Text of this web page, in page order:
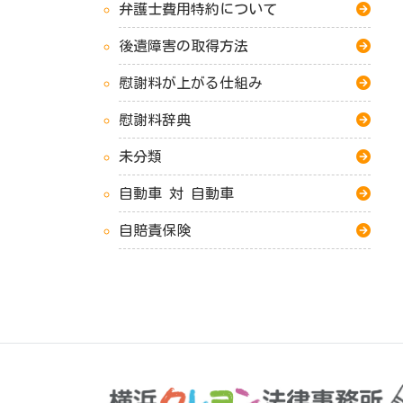
弁護士費用特約について
後遺障害の取得方法
慰謝料が上がる仕組み
慰謝料辞典
未分類
自動車 対 自動車
自賠責保険